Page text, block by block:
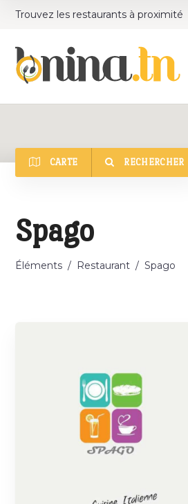
Trouvez les restaurants à proximité
CARTE RECHERCHER
Spago
Éléments / Restaurant / Spago